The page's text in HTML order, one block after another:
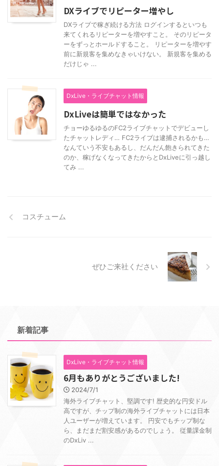
DXライブでリピーター増やし
DXライブで稼ぎ続ける方法 ログインするといつも
来てくれるリピーターを増やすこと。 そのリピータ
ーをずっとホールドすること。 リピーターを増やす
前に新規客を集めなきゃいけない。 新規客を集める
だけじゃ ...
DxLive・ライブチャット情報
DxLiveは簡単ではなかった
チョーゆるゆるのFC2ライブチャットでデビューし
たチャットレディ… FC2ライブは逮捕されるかも…
なんていう不安もあるし、だんだん飽きられてきた
のか、稼げなくなってきたからとDxLiveに引っ越し
てみ ...
コスチューム
ぜひご来社ください
新着記事
DxLive・ライブチャット情報
6月もありがとうございました!
2024/7/1
海外ライブチャット、堅調です! 歴史的な円安ドル
高ですが、チップ制の海外ライブチャットには日本
人ユーザーが増えています。 円安でもチップ制な
ら、まだまだ割安感があるのでしょう。 従量課金制
のDxLiv ...